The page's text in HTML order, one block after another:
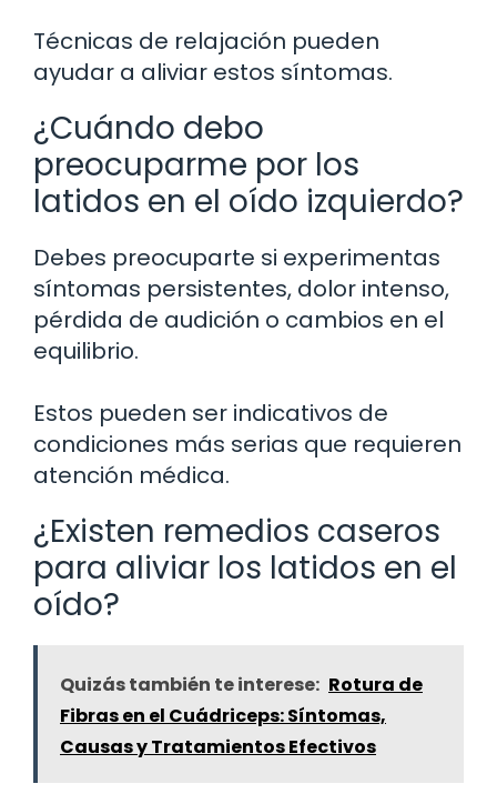
Técnicas de relajación pueden
ayudar a aliviar estos síntomas.
¿Cuándo debo
preocuparme por los
latidos en el oído izquierdo?
Debes preocuparte si experimentas
síntomas persistentes, dolor intenso,
pérdida de audición o cambios en el
equilibrio.
Estos pueden ser indicativos de
condiciones más serias que requieren
atención médica.
¿Existen remedios caseros
para aliviar los latidos en el
oído?
Quizás también te interese: Rotura de
Fibras en el Cuádriceps: Síntomas,
Causas y Tratamientos Efectivos